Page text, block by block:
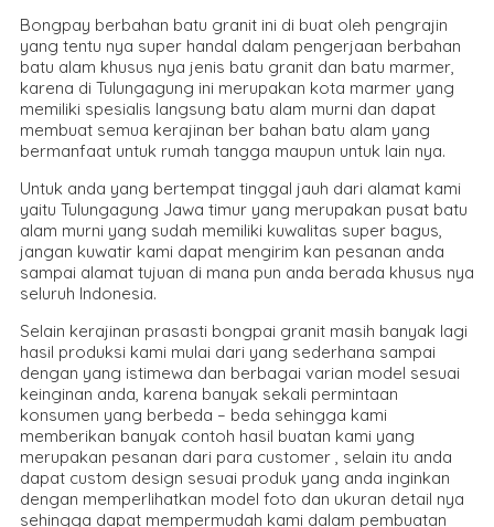
Bongpay berbahan batu granit ini di buat oleh pengrajin
yang tentu nya super handal dalam pengerjaan berbahan
batu alam khusus nya jenis batu granit dan batu marmer,
karena di Tulungagung ini merupakan kota marmer yang
memiliki spesialis langsung batu alam murni dan dapat
membuat semua kerajinan ber bahan batu alam yang
bermanfaat untuk rumah tangga maupun untuk lain nya.
Untuk anda yang bertempat tinggal jauh dari alamat kami
yaitu Tulungagung Jawa timur yang merupakan pusat batu
alam murni yang sudah memiliki kuwalitas super bagus,
jangan kuwatir kami dapat mengirim kan pesanan anda
sampai alamat tujuan di mana pun anda berada khusus nya
seluruh Indonesia.
Selain kerajinan prasasti bongpai granit masih banyak lagi
hasil produksi kami mulai dari yang sederhana sampai
dengan yang istimewa dan berbagai varian model sesuai
keinginan anda, karena banyak sekali permintaan
konsumen yang berbeda – beda sehingga kami
memberikan banyak contoh hasil buatan kami yang
merupakan pesanan dari para customer , selain itu anda
dapat custom design sesuai produk yang anda inginkan
dengan memperlihatkan model foto dan ukuran detail nya
sehingga dapat mempermudah kami dalam pembuatan